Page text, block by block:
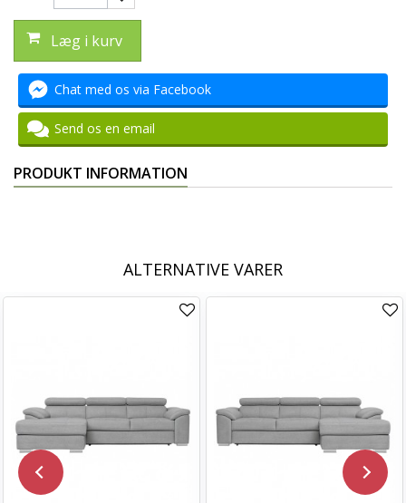
Læg i kurv
Chat med os via Facebook
Send os en email
PRODUKT INFORMATION
ALTERNATIVE VARER